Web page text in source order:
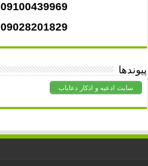
09100439969
09028201829
پیوندها
سایت ادعیه و اذکار دعایاب